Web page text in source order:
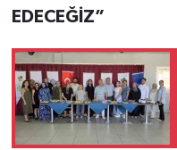
EDECEĞİZ”